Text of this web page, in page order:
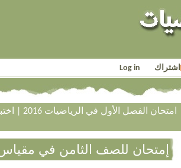
اشتراك Log in
<< امتحان الفصل الأول في الرياضيات 2016
إمتحان للصف الثامن في